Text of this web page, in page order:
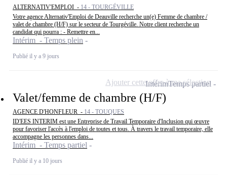
ALTERNATIV'EMPLOI - 14 - TOURGÉVILLE
Votre agence Alternativ'Emploi de Deauville recherche un(e) Femme de chambre /
valet de chambre (H/F) sur le secteur de Tourgéville. Notre client recherche un
candidat qui pourra : - Remettre en...
Intérim - Temps plein
Publié il y a 9 jours
Valet/femme de chambre (H/F)
AGENCE D'HONFLEUR - 14 - TOUQUES
ID'EES INTERIM est une Entreprise de Travail Temporaire d'Inclusion qui œuvre
pour favoriser l'accès à l'emploi de toutes et tous. À travers le travail temporaire, elle
accompagne les personnes dans...
Intérim - Temps partiel
Publié il y a 10 jours
IntérimTemps partiel
Ajouter cette offre à ma sélection